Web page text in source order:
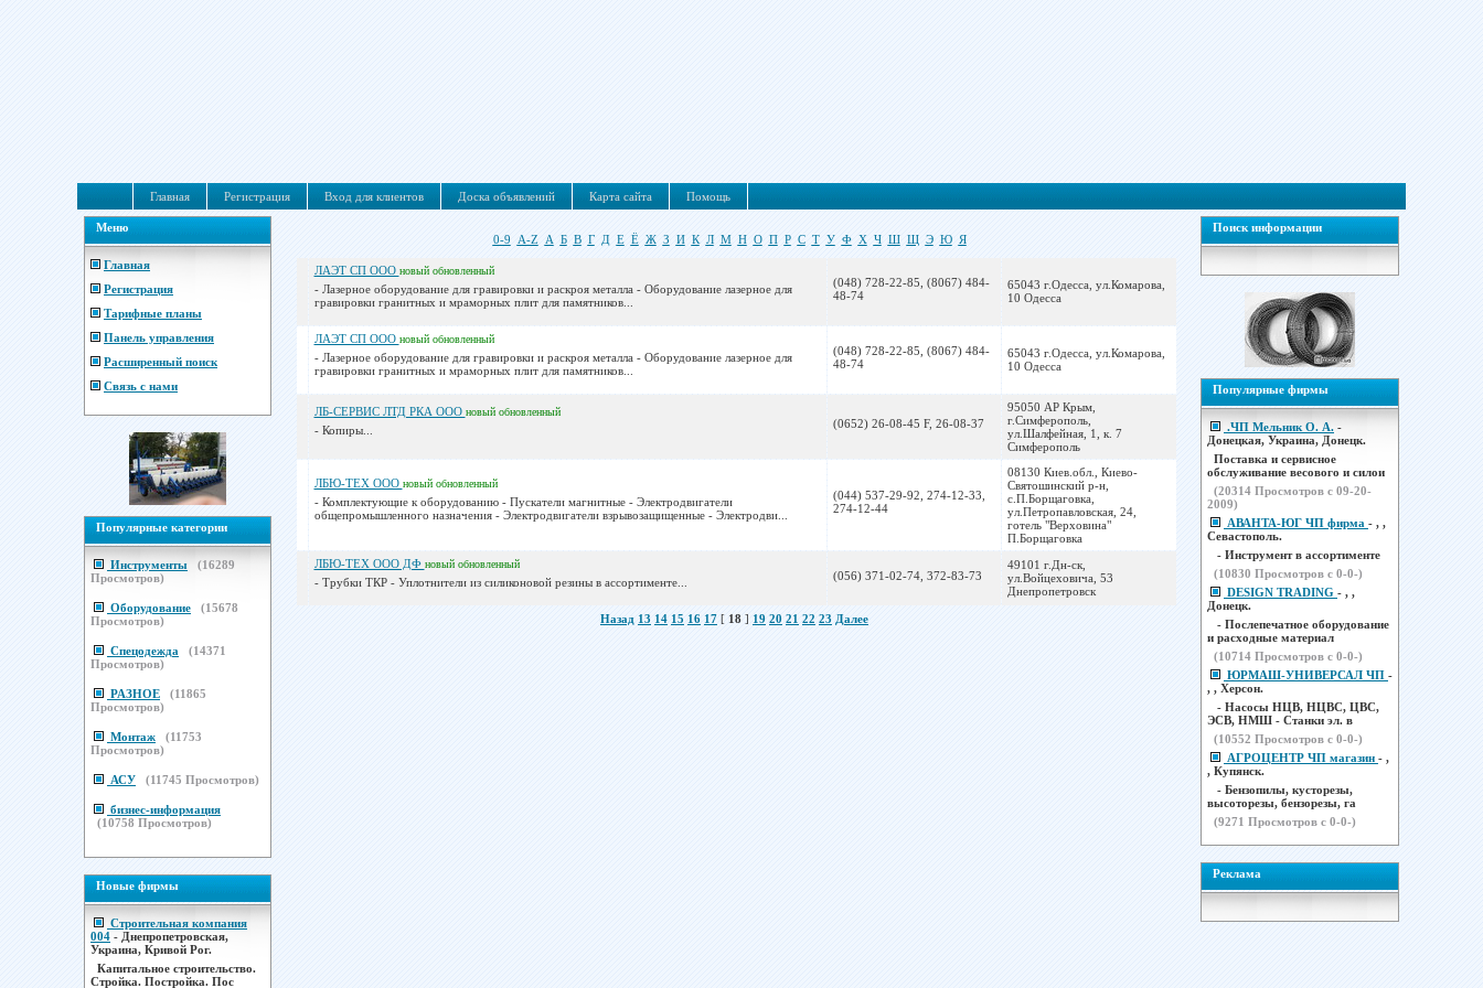
Главная Регистрация Вход для клиентов Доска объявлений Карта сайта Помощь
Меню
Главная
Регистрация
Тарифные планы
Панель управления
Расширенный поиск
Связь с нами
Популярные категории
Инструменты (16289
Просмотров)
Оборудование (15678
Просмотров)
Спецодежда (14371
Просмотров)
РАЗНОЕ (11865
Просмотров)
Монтаж (11753
Просмотров)
АСУ (11745 Просмотров)
бизнес-информация
(10758 Просмотров)
Новые фирмы
Строительная компания
004 - Днепропетровская,
Украина, Кривой Рог.
Капитальное строительство.
Стройка. Постройка. Пос
0-9 A-Z А Б В Г Д Е Ё Ж З И К Л М Н О П Р С Т У Ф Х Ч Ш Щ Э Ю Я
ЛАЭТ СП ООО новый обновленный
- Лазерное оборудование для гравировки и раскроя металла - Оборудование лазерное для
гравировки гранитных и мраморных плит для памятников...
(048) 728-22-85, (8067) 484-
48-74
65043 г.Одесса, ул.Комарова,
10 Одесса
ЛАЭТ СП ООО новый обновленный
- Лазерное оборудование для гравировки и раскроя металла - Оборудование лазерное для
гравировки гранитных и мраморных плит для памятников...
(048) 728-22-85, (8067) 484-
48-74
65043 г.Одесса, ул.Комарова,
10 Одесса
ЛБ-СЕРВИС ЛТД РКА ООО новый обновленный
- Копиры... (0652) 26-08-45 F, 26-08-37
95050 АР Крым,
г.Симферополь,
ул.Шалфейная, 1, к. 7
Симферополь
ЛБЮ-ТЕХ ООО новый обновленный
- Комплектующие к оборудованию - Пускатели магнитные - Электродвигатели
общепромышленного назначения - Электродвигатели взрывозащищенные - Электродви...
(044) 537-29-92, 274-12-33,
274-12-44
08130 Киев.обл., Киево-
Святошинский р-н,
с.П.Борщаговка,
ул.Петропавловская, 24,
готель "Верховина"
П.Борщаговка
ЛБЮ-ТЕХ ООО ДФ новый обновленный
- Трубки ТКР - Уплотнители из силиконовой резины в ассортименте... (056) 371-02-74, 372-83-73
49101 г.Дн-ск,
ул.Войцеховича, 53
Днепропетровск
Назад 13 14 15 16 17 [ 18 ] 19 20 21 22 23 Далее
Поиск информации
Популярные фирмы
.ЧП Мельник О. А. -
Донецкая, Украина, Донецк.
Поставка и сервисное
обслуживание весового и силои
(20314 Просмотров с 09-20-
2009)
АВАНТА-ЮГ ЧП фирма - , ,
Севастополь.
- Инструмент в ассортименте
(10830 Просмотров с 0-0-)
DESIGN TRADING - , ,
Донецк.
- Послепечатное оборудование
и расходные материал
(10714 Просмотров с 0-0-)
ЮРМАШ-УНИВЕРСАЛ ЧП -
, , Херсон.
- Насосы НЦВ, НЦВС, ЦВС,
ЭСВ, НМШ - Станки эл. в
(10552 Просмотров с 0-0-)
АГРОЦЕНТР ЧП магазин - ,
, Купянск.
- Бензопилы, кусторезы,
высоторезы, бензорезы, га
(9271 Просмотров с 0-0-)
Реклама